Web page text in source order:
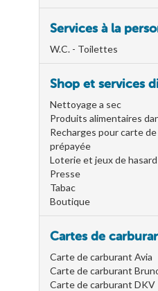
Services à la
W.C. - Toilettes
Shop et services
Nettoyage a sec
Produits alimentaires
Recharges pour carte
prépayée
Loterie et jeux de hasard
Presse
Tabac
Boutique
Cartes de
Carte de carburant Avia
Carte de carburant
Carte de carburant DKV